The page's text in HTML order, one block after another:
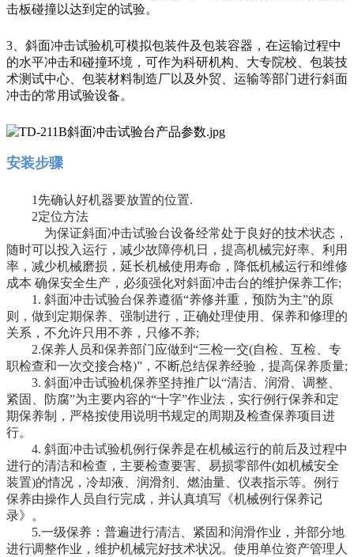
击板碰撞以达到定的试验。
3、斜面冲击试验机可模拟包装件及包装容器，在运输过程中
的水平冲击和碰撞环境，可作为科研机构、大专院校、包装技
术测试中心、包装材料制造厂以及外贸、运输等部门进行斜面
冲击的常用试验设备。
安装步骤
1先确认好机器要放置的位置.
2定位方法
为保证斜面冲击试验台设备经常处于良好的技术状态，
随时可以投入运行，减少故障停机日，提高机械完好率、利用
率，减少机械磨损，延长机械使用寿命，降低机械运行和维修
成本 确保安全生产，必须强化对斜面冲击台的维护保养工作;
1. 斜面冲击试验台保养遵循“养修并重，预防为主”的原
则，做到定期保养、强制进行，正确处理使用、保养和修理的
关系，不允许只用不养，只修不养;
2.保养人员和保养部门应做到“三检一交(自检、互检、专
职检查和一次交接合格)”，不断总结保养经验，提高保养质量;
3. 斜面冲击试验机保养坚持推广以“清洁、润滑、调整、
紧固、防腐”为主要内容的“十字”作业法，实行例行保养和定
期保养制，严格按使用说明书规定的周期及检查保养项目进
行。
4. 斜面冲击试验机例行保养是在机械运行的前后及过程中
进行的清洁和检查，主要检查要害、易损零部件(如机械安全
装置)的情况，冷却液、润滑剂、燃油量、仪表指示等。例行
保养由操作人员自行完成，并认真填写《机械例行保养记
录》。
5.一级保养：普遍进行清洁、紧固和润滑作业，并部分地
进行调整作业，维护机械完好技术状况。使用单位资产管理人